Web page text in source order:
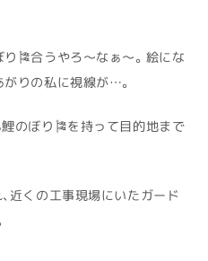
り🎏合うやろ〜なぁ〜。絵にな
がりの私に視線が…。
のぼり🎏を持って目的地まで
近くの工事現場にいたガード